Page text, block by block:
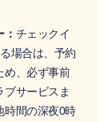
チェックイ
場合は、予約
め、必ず事前
ブサービスま
時間の深夜0時